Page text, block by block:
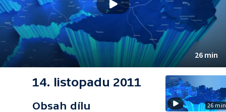
26 min
14. listopadu 2011
Obsah dílu
26 min